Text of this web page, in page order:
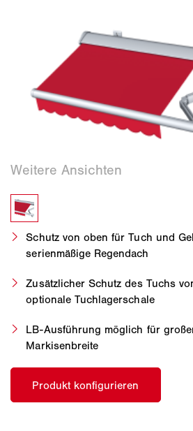
Schutz von oben für Tuch und
serienmäßige Regendach
Zusätzlicher Schutz des Tuchs
optionale Tuchlagerschale
LB-Ausführung möglich für
Markisenbreite